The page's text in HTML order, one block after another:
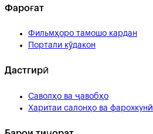
Фароғат
Фильмҳоро тамошо кардан
Портали кӯдакон
Дастгирӣ
Саволҳо ва ҷавобҳо
Харитаи салонҳо ва фарохкунӣ